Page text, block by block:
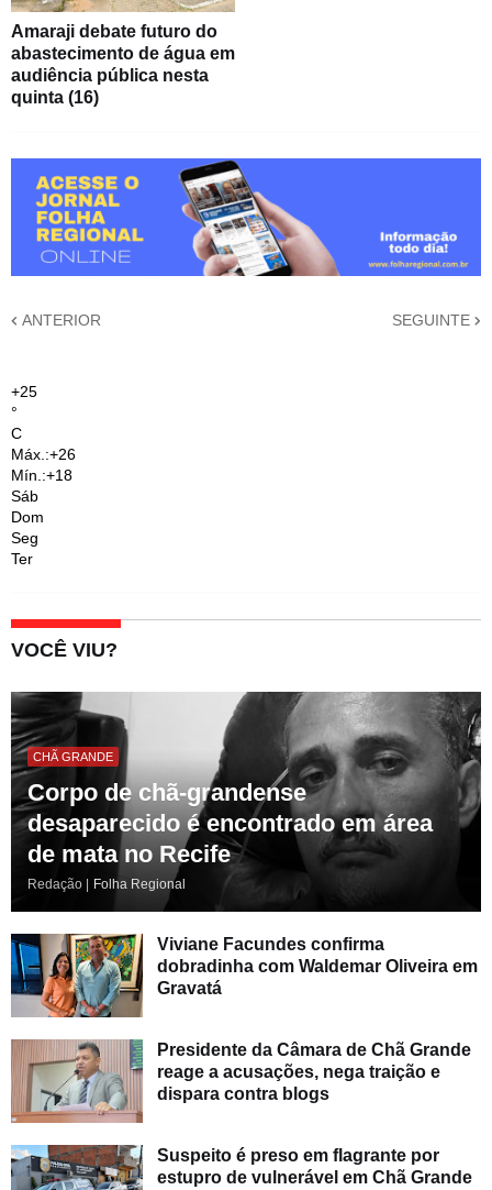
Amaraji debate futuro do
abastecimento de água em
audiência pública nesta
quinta (16)
ANTERIOR SEGUINTE
+25
°
C
Máx.:+26
Mín.:+18
Sáb
Dom
Seg
Ter
VOCÊ VIU?
CHÃ GRANDE
Corpo de chã-grandense
desaparecido é encontrado em área
de mata no Recife
Redação | Folha Regional
Viviane Facundes confirma
dobradinha com Waldemar Oliveira em
Gravatá
Presidente da Câmara de Chã Grande
reage a acusações, nega traição e
dispara contra blogs
Suspeito é preso em flagrante por
estupro de vulnerável em Chã Grande